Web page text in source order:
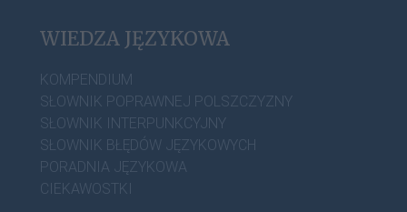
WIEDZA JĘZYKOWA
KOMPENDIUM
SŁOWNIK POPRAWNEJ POLSZCZYZNY
SŁOWNIK INTERPUNKCYJNY
SŁOWNIK BŁĘDÓW JĘZYKOWYCH
PORADNIA JĘZYKOWA
CIEKAWOSTKI